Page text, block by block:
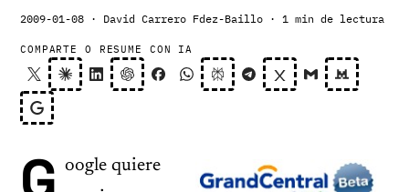
2009-01-08 · David Carrero Fdez-Baillo · 1 min de lectura
COMPARTE O RESUME CON IA
oogle quiere